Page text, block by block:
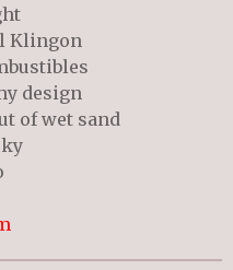
Klingon
design
of wet sand